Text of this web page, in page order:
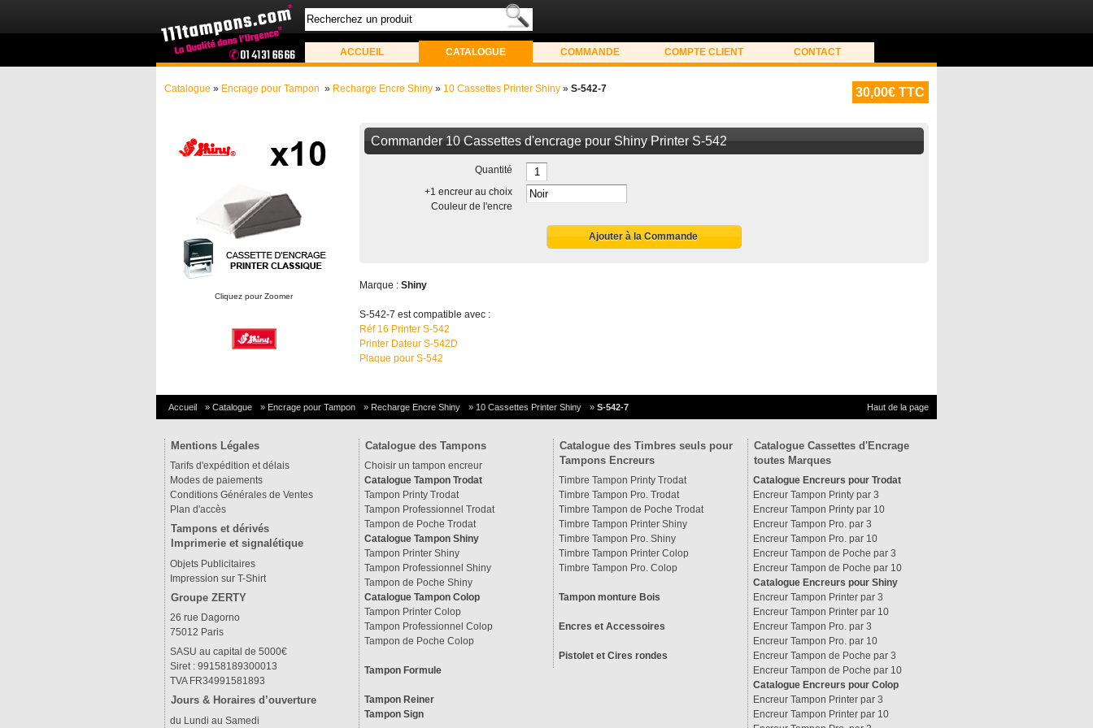
ACCUEIL CATALOGUE COMMANDE COMPTE CLIENT CONTACT
30,00€ TTC
Catalogue » Encrage pour Tampon » Recharge Encre Shiny » 10 Cassettes Printer Shiny » S-542-7
Cliquez pour Zoomer
Commander 10 Cassettes d'encrage pour Shiny Printer S-542
Quantité
+1 encreur au choix
Couleur de l'encre
Ajouter à la Commande
Marque : Shiny
S-542-7 est compatible avec :
Réf 16 Printer S-542
Printer Dateur S-542D
Plaque pour S-542
Accueil » Catalogue » Encrage pour Tampon » Recharge Encre Shiny » 10 Cassettes Printer Shiny » S-542-7 Haut de la page
Mentions Légales
Tarifs d'expédition et délais
Modes de paiements
Conditions Générales de Ventes
Plan d'accès
Tampons et dérivés
Imprimerie et signalétique
Objets Publicitaires
Impression sur T-Shirt
Groupe ZERTY
26 rue Dagorno
75012 Paris
SASU au capital de 5000€
Siret : 99158189300013
TVA FR34991581893
Jours & Horaires d’ouverture
du Lundi au Samedi
Catalogue des Tampons
Choisir un tampon encreur
Catalogue Tampon Trodat
Tampon Printy Trodat
Tampon Professionnel Trodat
Tampon de Poche Trodat
Catalogue Tampon Shiny
Tampon Printer Shiny
Tampon Professionnel Shiny
Tampon de Poche Shiny
Catalogue Tampon Colop
Tampon Printer Colop
Tampon Professionnel Colop
Tampon de Poche Colop
Tampon Formule
Tampon Reiner
Tampon Sign
Catalogue des Timbres seuls pour
Tampons Encreurs
Timbre Tampon Printy Trodat
Timbre Tampon Pro. Trodat
Timbre Tampon de Poche Trodat
Timbre Tampon Printer Shiny
Timbre Tampon Pro. Shiny
Timbre Tampon Printer Colop
Timbre Tampon Pro. Colop
Tampon monture Bois
Encres et Accessoires
Pistolet et Cires rondes
Catalogue Cassettes d'Encrage
toutes Marques
Catalogue Encreurs pour Trodat
Encreur Tampon Printy par 3
Encreur Tampon Printy par 10
Encreur Tampon Pro. par 3
Encreur Tampon Pro. par 10
Encreur Tampon de Poche par 3
Encreur Tampon de Poche par 10
Catalogue Encreurs pour Shiny
Encreur Tampon Printer par 3
Encreur Tampon Printer par 10
Encreur Tampon Pro. par 3
Encreur Tampon Pro. par 10
Encreur Tampon de Poche par 3
Encreur Tampon de Poche par 10
Catalogue Encreurs pour Colop
Encreur Tampon Printer par 3
Encreur Tampon Printer par 10